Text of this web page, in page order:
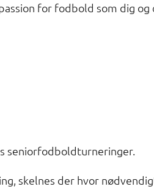
for fodbold som dig
seniorfodboldturneringer.
skelnes der hvor